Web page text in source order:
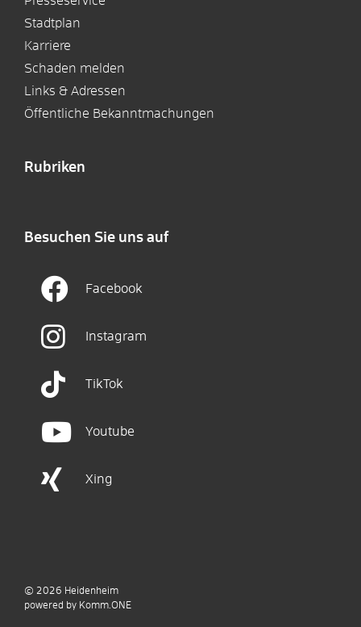
Stadtplan
Karriere
Schaden melden
Links & Adressen
Öffentliche Bekanntmachungen
Rubriken
Besuchen Sie uns auf
Facebook
Instagram
TikTok
Youtube
Xing
© 2026 Heidenheim
powered by Komm.ONE